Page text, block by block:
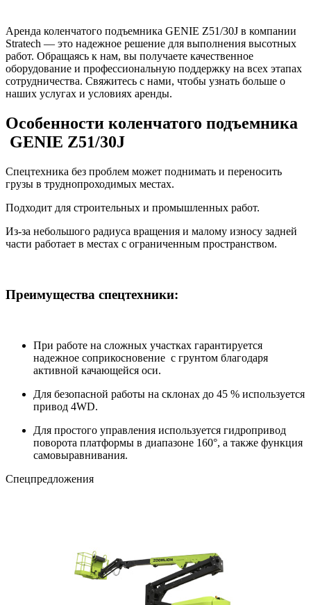
Аренда коленчатого подъемника GENIE Z51/30J в компании
Stratech — это надежное решение для выполнения высотных
работ. Обращаясь к нам, вы получаете качественное
оборудование и профессиональную поддержку на всех этапах
сотрудничества. Свяжитесь с нами, чтобы узнать больше о
наших услугах и условиях аренды.
Особенности коленчатого подъемника
GENIE Z51/30J
Спецтехника без проблем может поднимать и переносить
грузы в труднопроходимых местах.
Подходит для строительных и промышленных работ.
Из-за небольшого радиуса вращения и малому износу задней
части работает в местах с ограниченным пространством.
Преимущества спецтехники:
При работе на сложных участках гарантируется
надежное соприкосновение с грунтом благодаря
активной качающейся оси.
Для безопасной работы на склонах до 45 % используется
привод 4WD.
Для простого управления используется гидропривод
поворота платформы в диапазоне 160°, а также функция
самовыравнивания.
Cпецпредложения